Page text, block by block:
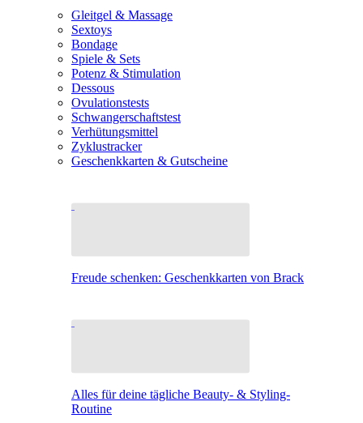
Gleitgel & Massage
Sextoys
Bondage
Spiele & Sets
Potenz & Stimulation
Dessous
Ovulationstests
Schwangerschaftstest
Verhütungsmittel
Zyklustracker
Geschenkkarten & Gutscheine
Freude schenken: Geschenkkarten von Brack
Alles für deine tägliche Beauty- & Styling-
Routine